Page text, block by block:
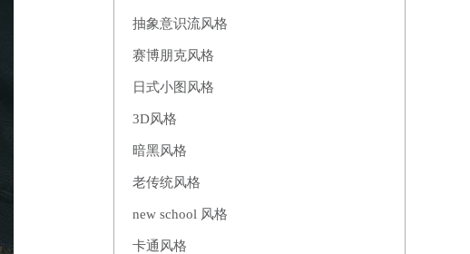
抽象意识流风格
赛博朋克风格
日式小图风格
3D风格
暗黑风格
老传统风格
new school 风格
卡通风格